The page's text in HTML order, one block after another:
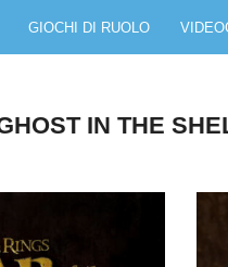
GIOCHI DI RUOLO
IN THE